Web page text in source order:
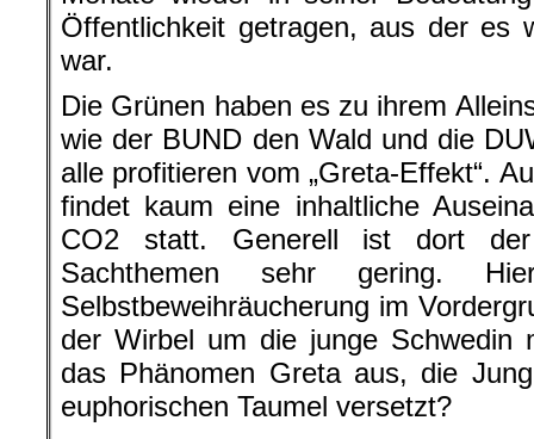
Öffentlichkeit getragen, aus der es
war.
Die Grünen haben es zu ihrem
wie der BUND den Wald und die
alle profitieren vom „Greta-Effekt“.
findet kaum eine inhaltliche
CO2 statt. Generell ist dort
Sachthemen sehr gering.
Selbstbeweihräucherung im
der Wirbel um die junge Schwedin
das Phänomen Greta aus, die
euphorischen Taumel versetzt?